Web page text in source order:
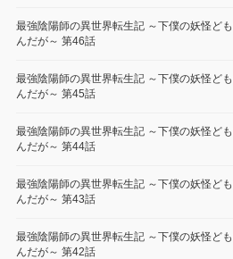
最強陰陽師の異世界転生記 ～下僕の妖怪ど
んだが～ 第46話
最強陰陽師の異世界転生記 ～下僕の妖怪ど
んだが～ 第45話
最強陰陽師の異世界転生記 ～下僕の妖怪ど
んだが～ 第44話
最強陰陽師の異世界転生記 ～下僕の妖怪ど
んだが～ 第43話
最強陰陽師の異世界転生記 ～下僕の妖怪ど
んだが～ 第42話